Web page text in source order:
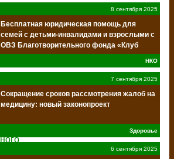
8 сентября 2025
Бесплатная юридическая помощь для
семей с детьми-инвалидами и взрослыми с
ОВЗ Благотворительного фонда «Клуб
Добряков»
НКО
7 сентября 2025
Сокращение сроков рассмотрения жалоб на
медицину: новый законопроект
Здоровье
6 сентября 2025